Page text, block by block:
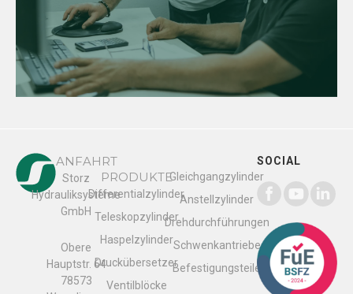
ANFAHRT
Storz
Hydrauliksysteme
GmbH
Obere
Hauptstr. 64
78573
PRODUKTE
Differentialzylinder
Teleskopzylinder
Haspelzylinder
Druckübersetzer
Ventilblöcke
Gleichgangzylinder
Anstellzylinder
Drehdurchführungen
Schwenkantriebe
Befestigungsteile
SOCIAL